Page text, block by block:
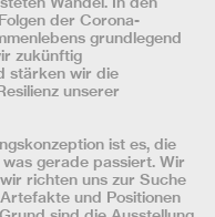
der Corona-
grundlegend
zukünftig
stärken wir die
unserer
ist es, die
gerade passiert. Wir
richten uns zur Suche
und Positionen